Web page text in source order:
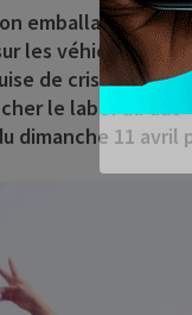
emballante; des
les véhicules,
de cris de
le label du
dimanche 11 avril